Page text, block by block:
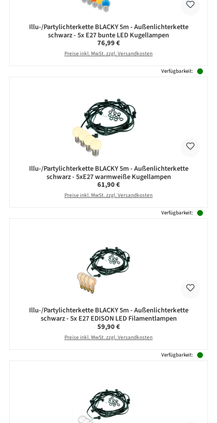
Illu-/Partylichterkette BLACKY 5m - Außenlichterkette
schwarz - 5x E27 bunte LED Kugellampen
Regulärer Preis:
76,99 €
Preise inkl. MwSt. zzgl. Versandkosten
Verfügbarkeit:
Illu-/Partylichterkette BLACKY 5m - Außenlichterkette
schwarz - 5xE27 warmweiße Kugellampen
Regulärer Preis:
61,90 €
Preise inkl. MwSt. zzgl. Versandkosten
Verfügbarkeit:
Illu-/Partylichterkette BLACKY 5m - Außenlichterkette
schwarz - 5x E27 EDISON LED Filamentlampen
Regulärer Preis:
59,90 €
Preise inkl. MwSt. zzgl. Versandkosten
Verfügbarkeit: